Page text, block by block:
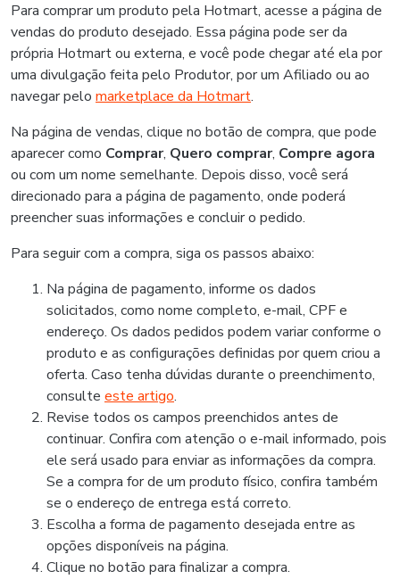
Para comprar um produto pela Hotmart, acesse a página de
vendas do produto desejado. Essa página pode ser da
própria Hotmart ou externa, e você pode chegar até ela por
uma divulgação feita pelo Produtor, por um Afiliado ou ao
navegar pelo marketplace da Hotmart.
Na página de vendas, clique no botão de compra, que pode
aparecer como Comprar, Quero comprar, Compre agora
ou com um nome semelhante. Depois disso, você será
direcionado para a página de pagamento, onde poderá
preencher suas informações e concluir o pedido.
Para seguir com a compra, siga os passos abaixo:
Na página de pagamento, informe os dados
solicitados, como nome completo, e-mail, CPF e
endereço. Os dados pedidos podem variar conforme o
produto e as configurações definidas por quem criou a
oferta. Caso tenha dúvidas durante o preenchimento,
consulte este artigo.
Revise todos os campos preenchidos antes de
continuar. Confira com atenção o e-mail informado, pois
ele será usado para enviar as informações da compra.
Se a compra for de um produto físico, confira também
se o endereço de entrega está correto.
Escolha a forma de pagamento desejada entre as
opções disponíveis na página.
Clique no botão para finalizar a compra.